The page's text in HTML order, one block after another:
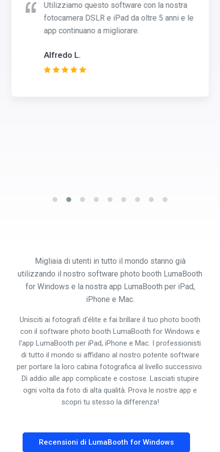
Utilizziamo questo software con la nostra
fotocamera DSLR e iPad da oltre 5 anni e le
app continuano a migliorare.
Alfredo L.
Migliaia di utenti in tutto il mondo stanno già
utilizzando il nostro software photo booth LumaBooth
for Windows e la nostra app LumaBooth per iPad,
iPhone e Mac.
Unisciti ai fotografi d'élite e fai brillare il tuo photo booth
con il software photo booth LumaBooth for Windows e
l'app LumaBooth per iPad, iPhone e Mac. I professionisti
di tutto il mondo si affidano al nostro potente software
per portare la loro cabina fotografica al livello successivo.
Dì addio alle app complicate e costose. Lasciati stupire
ogni volta da foto di alta qualità. Prova le nostre app e
scopri tu stesso la differenza!
Recensioni di LumaBooth for Windows